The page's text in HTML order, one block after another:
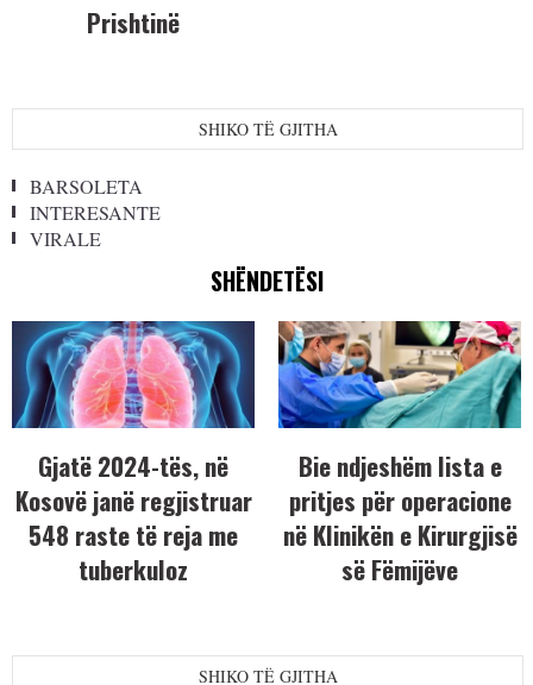
Prishtinë
SHIKO TË GJITHA
BARSOLETA
INTERESANTE
VIRALE
SHËNDETËSI
Gjatë 2024-tës, në
Kosovë janë regjistruar
548 raste të reja me
tuberkuloz
Bie ndjeshëm lista e
pritjes për operacione
në Klinikën e Kirurgjisë
së Fëmijëve
SHIKO TË GJITHA